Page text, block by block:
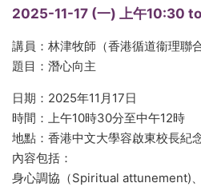
2025-11-17 (一) 上午10:30 to
講員：林津牧師（香港循道衞理聯
題目：潛心向主
日期：2025年11月17日
時間：上午10時30分至中午12時
地點：香港中文大學容啟東校長紀
內容包括：
身心調協（Spiritual attunement)